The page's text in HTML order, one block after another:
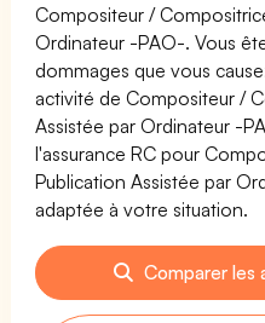
Compositeur /
Ordinateur -PAO-. Vous
dommages que vous
activité de Compositeur /
Assistée par Ordinateur -
l'assurance RC pour
Publication Assistée par
adaptée à votre situation.
Comparer les